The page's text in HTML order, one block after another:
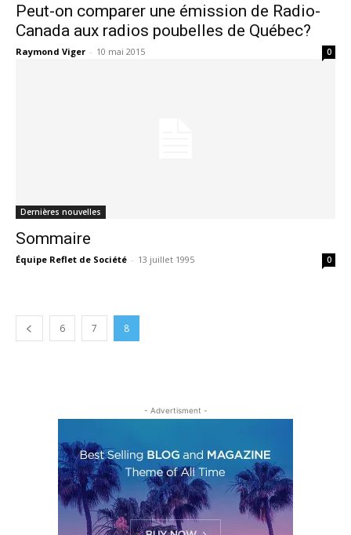
Peut-on comparer une émission de Radio-
Canada aux radios poubelles de Québec?
Raymond Viger - 10 mai 2015 0
Dernières nouvelles
Sommaire
Équipe Reflet de Société - 13 juillet 1995 0
6 7 8
- Advertisment -